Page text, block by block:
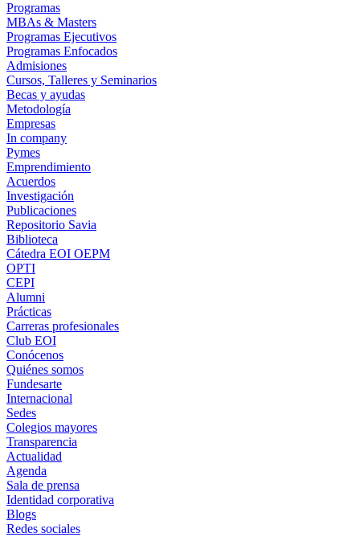
Programas
MBAs & Masters
Programas Ejecutivos
Programas Enfocados
Admisiones
Cursos, Talleres y Seminarios
Becas y ayudas
Metodología
Empresas
In company
Pymes
Emprendimiento
Acuerdos
Investigación
Publicaciones
Repositorio Savia
Biblioteca
Cátedra EOI OEPM
OPTI
CEPI
Alumni
Prácticas
Carreras profesionales
Club EOI
Conócenos
Quiénes somos
Fundesarte
Internacional
Sedes
Colegios mayores
Transparencia
Actualidad
Agenda
Sala de prensa
Identidad corporativa
Blogs
Redes sociales